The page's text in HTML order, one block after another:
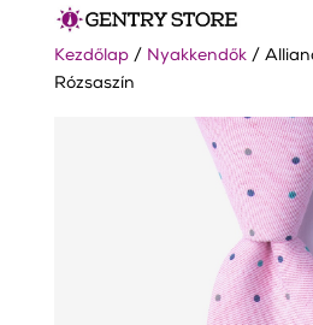
Kezdőlap/ Nyakkendők/
Rózsaszín